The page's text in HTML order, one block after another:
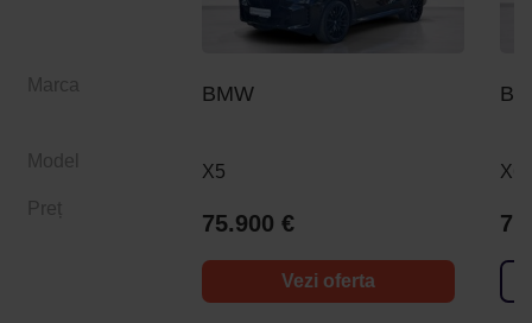
Marca
Model
Preț
BMW
X5
75.900 €
Vezi oferta
X6